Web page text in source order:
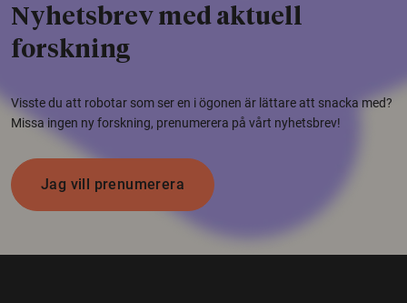
Nyhetsbrev med aktuell
forskning
Visste du att robotar som ser en i ögonen är lättare att snacka med?
Missa ingen ny forskning, prenumerera på vårt nyhetsbrev!
Jag vill prenumerera